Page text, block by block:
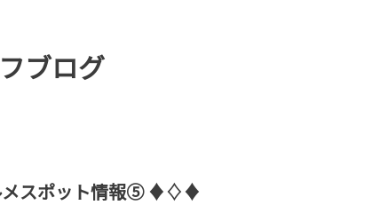
ブログ
スポット情報⑤ ♦♢♦